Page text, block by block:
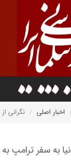
اخبار اصلی نگرانی
به سفر ترامپ به